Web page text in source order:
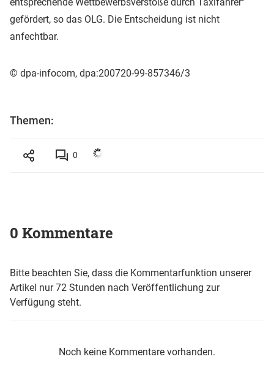
gefördert, so das OLG. Die Entscheidung ist nicht
anfechtbar.
© dpa-infocom, dpa:200720-99-857346/3
Themen:
0
0 Kommentare
Bitte beachten Sie, dass die Kommentarfunktion unserer
Artikel nur 72 Stunden nach Veröffentlichung zur
Verfügung steht.
Noch keine Kommentare vorhanden.